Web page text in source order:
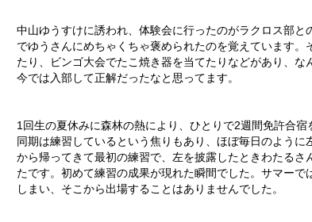
中山ゆうすけに誘われ、体験会に行ったのがラクロス部
でゆうさんにめちゃくちゃ褒められたのを覚えています
たり、ビンゴ大会でたこ焼き器を当てたりなどがあり、な
今では入部して正解だったなと思ってます。
1回生の夏休みに森林の熱により、ひとりで2週間免許合宿
同期は練習しているという焦りもあり、ほぼ毎日のよう
から帰ってきて最初の練習で、左を披露したときわたるさ
たです。初めて練習の成果が現れた瞬間でした。サマー
しまい、そこから出場することはありませんでした。